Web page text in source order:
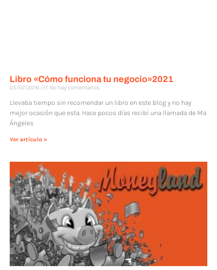
Libro «Cómo funciona tu negocio»2021
05/07/2016 No hay comentarios
Llevaba tiempo sin recomendar un libro en este blog y no hay
mejor ocasión que esta. Hace pocos días recibí una llamada de Mª
Ángeles
Ver artículo »